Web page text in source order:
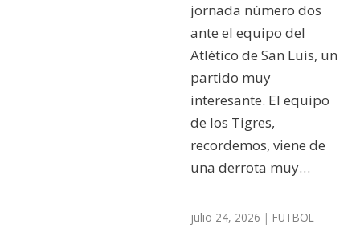
jornada número dos
ante el equipo del
Atlético de San Luis, un
partido muy
interesante. El equipo
de los Tigres,
recordemos, viene de
una derrota muy…
julio 24, 2026 | FUTBOL